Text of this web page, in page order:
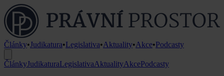
Články•Judikatura•Legislativa•Aktuality•Akce•Podcasty
ČlánkyJudikaturaLegislativaAktualityAkcePodcasty